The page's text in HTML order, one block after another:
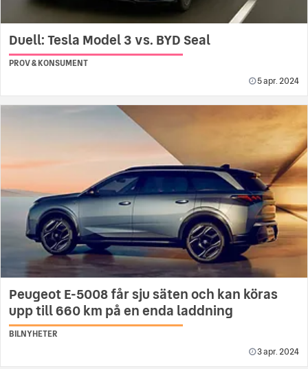
Duell: Tesla Model 3 vs. BYD Seal
PROV & KONSUMENT
5 apr. 2024
Peugeot E-5008 får sju säten och kan köras
upp till 660 km på en enda laddning
BILNYHETER
3 apr. 2024